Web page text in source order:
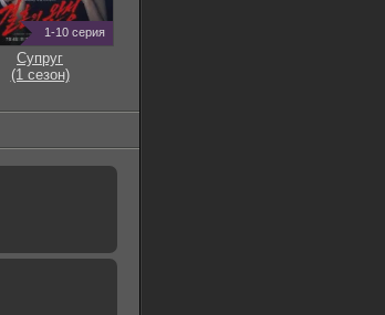
1-10 серия
Супруг
(1 сезон)